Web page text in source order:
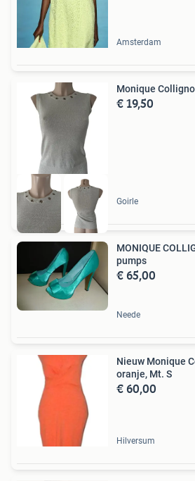
Amsterdam
Monique
€ 19,50
Goirle
MONIQUE
pumps
€ 65,00
Neede
Nieuw Monique
oranje, Mt. S
€ 60,00
Hilversum